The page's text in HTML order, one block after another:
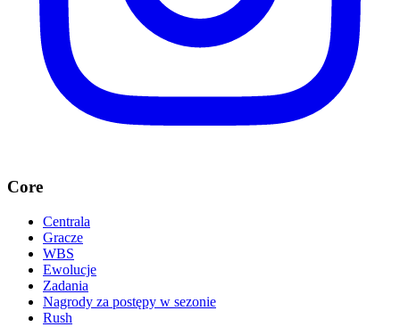
Core
Centrala
Gracze
WBS
Ewolucje
Zadania
Nagrody za postępy w sezonie
Rush